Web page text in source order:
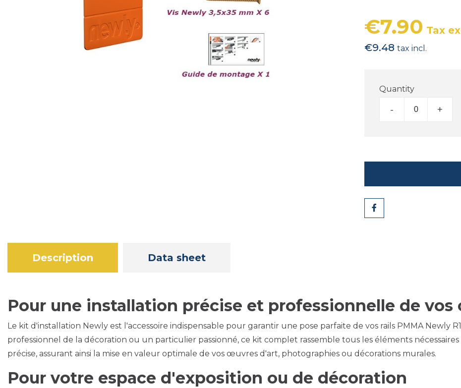
€7.90 Tax
€9.48 tax incl.
Quantity
- +
Share
Description Data sheet
Pour une installation précise et professionnelle de vos
Le kit d'installation Newly est l'accessoire indispensable pour garantir une pose parfaite de vos rails PMMA Newly
professionnel de la décoration ou un particulier passionné, ce kit complet rassemble tous les éléments
précise, assurant ainsi la mise en valeur optimale de vos œuvres d'art, photographies ou décorations murales.
Pour votre espace d'exposition ou de décoration